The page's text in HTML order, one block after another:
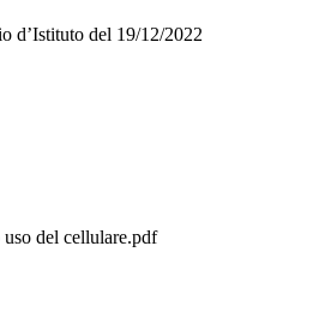
d’Istituto del 19/12/2022
del cellulare.pdf